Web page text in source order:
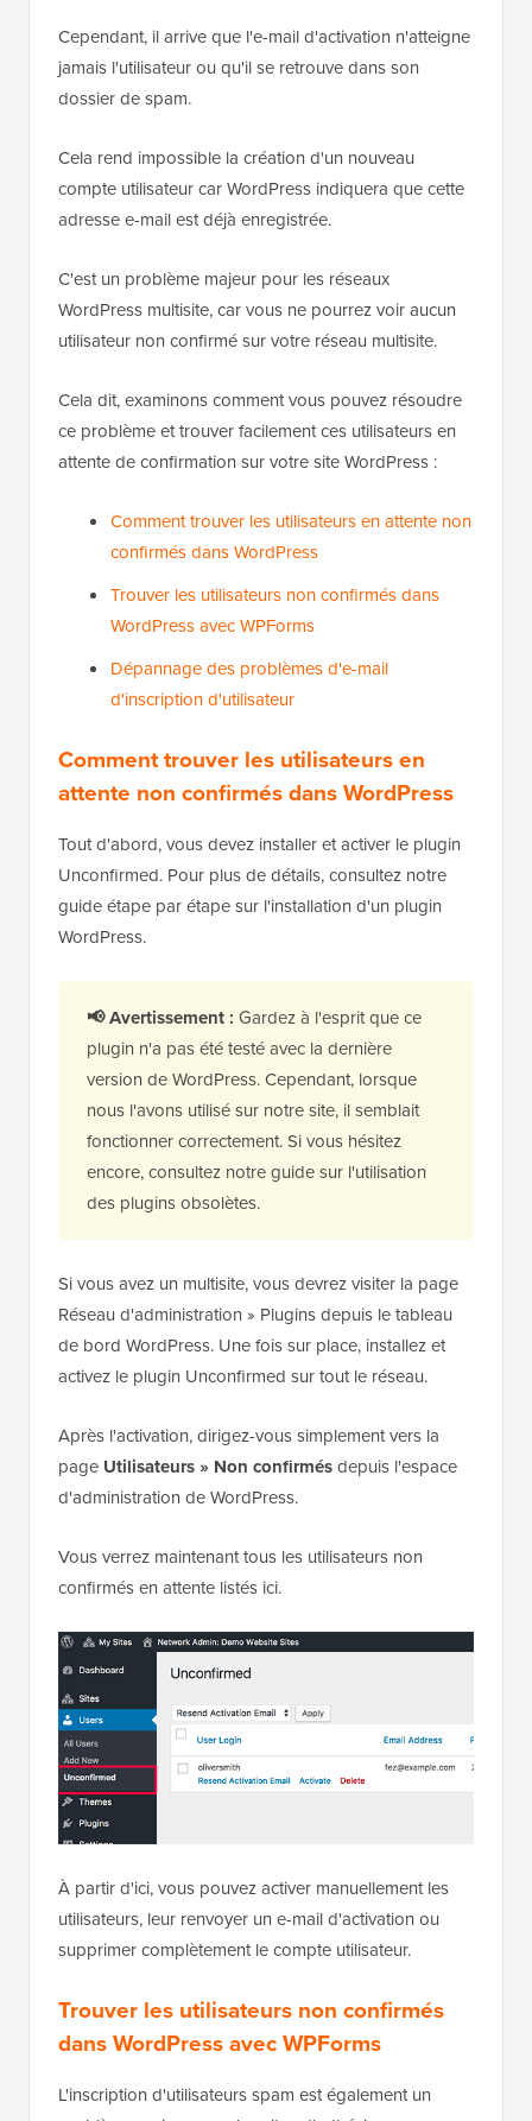
Cependant, il arrive que l'e-mail d'activation n'atteigne
jamais l'utilisateur ou qu'il se retrouve dans son
dossier de spam.
Cela rend impossible la création d'un nouveau
compte utilisateur car WordPress indiquera que cette
adresse e-mail est déjà enregistrée.
C'est un problème majeur pour les réseaux
WordPress multisite, car vous ne pourrez voir aucun
utilisateur non confirmé sur votre réseau multisite.
Cela dit, examinons comment vous pouvez résoudre
ce problème et trouver facilement ces utilisateurs en
attente de confirmation sur votre site WordPress :
Comment trouver les utilisateurs en attente non
confirmés dans WordPress
Trouver les utilisateurs non confirmés dans
WordPress avec WPForms
Dépannage des problèmes d'e-mail
d'inscription d'utilisateur
Comment trouver les utilisateurs en
attente non confirmés dans WordPress
Tout d'abord, vous devez installer et activer le plugin
Unconfirmed. Pour plus de détails, consultez notre
guide étape par étape sur l'installation d'un plugin
WordPress.
📢 Avertissement : Gardez à l'esprit que ce
plugin n'a pas été testé avec la dernière
version de WordPress. Cependant, lorsque
nous l'avons utilisé sur notre site, il semblait
fonctionner correctement. Si vous hésitez
encore, consultez notre guide sur l'utilisation
des plugins obsolètes.
Si vous avez un multisite, vous devrez visiter la page
Réseau d'administration » Plugins depuis le tableau
de bord WordPress. Une fois sur place, installez et
activez le plugin Unconfirmed sur tout le réseau.
Après l'activation, dirigez-vous simplement vers la
page Utilisateurs » Non confirmésdepuis l'espace
d'administration de WordPress.
Vous verrez maintenant tous les utilisateurs non
confirmés en attente listés ici.
À partir d'ici, vous pouvez activer manuellement les
utilisateurs, leur renvoyer un e-mail d'activation ou
supprimer complètement le compte utilisateur.
Trouver les utilisateurs non confirmés
dans WordPress avec WPForms
L'inscription d'utilisateurs spam est également un